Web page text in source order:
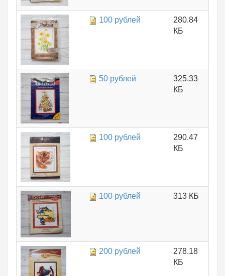
100 рублей
280.84
КБ
50 рублей
325.33
КБ
100 рублей
290.47
КБ
100 рублей 313 КБ
200 рублей
278.18
КБ